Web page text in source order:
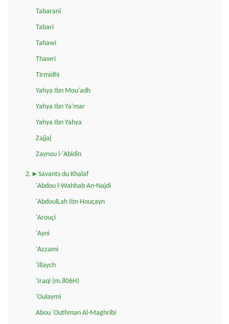
Tabarani
Tabari
Tahawi
Thawri
Tirmidhi
Yahya Ibn Mou'adh
Yahya Ibn Ya'mar
Yahya Ibn Yahya
Zajjaj
Zaynou l-'Abidin
2.►Savants du Khalaf
'Abdou l-Wahhab An-Najdi
'AbdoulLah Ibn Houçayn
'Arouçi
'Ayni
'Azzami
'Illaych
'Iraqi (m.806H)
'Oulaymi
Abou 'Outhman Al-Maghribi